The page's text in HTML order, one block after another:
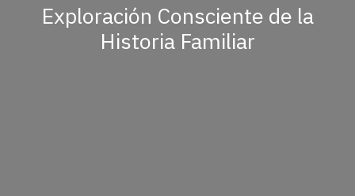
Exploración Consciente de la
Historia Familiar